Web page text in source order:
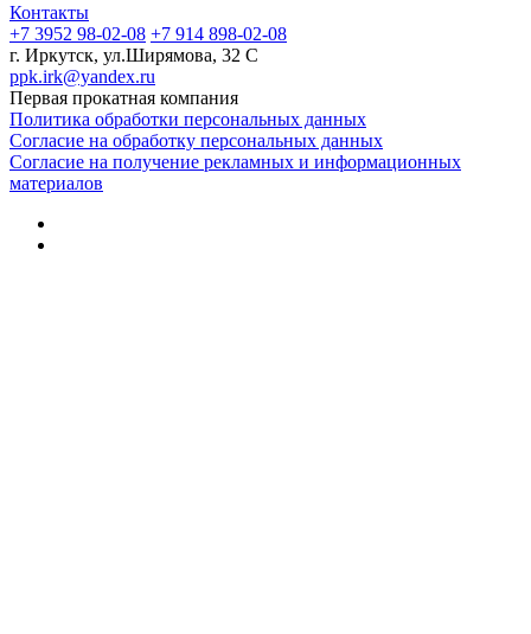
Контакты
+7 3952 98-02-08 +7 914 898-02-08
г. Иркутск, ул.Ширямова, 32 С
ppk.irk@yandex.ru
Первая прокатная компания
Политика обработки персональных данных
Согласие на обработку персональных данных
Согласие на получение рекламных и информационных
материалов